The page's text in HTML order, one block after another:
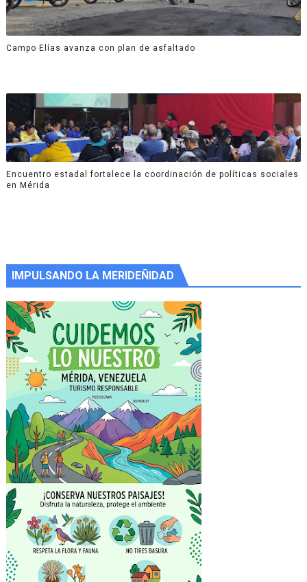
Campo Elías avanza con plan de asfaltado
Encuentro estadal fortalece la coordinación de políticas sociales
en Mérida
IMPULSANDO LA MERIDEÑIDAD